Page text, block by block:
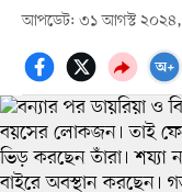
আপডেট: ৩১ আগস্ট